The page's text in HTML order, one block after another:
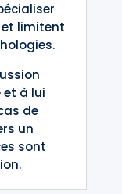
limitent
à lui
de
un
sont